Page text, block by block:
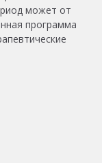
может от
программа